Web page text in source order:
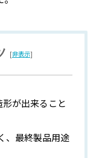
[非表示]
が出来ること
、最終製品用途